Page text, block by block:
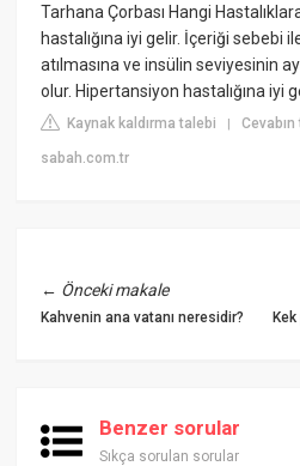
Tarhana Çorbası Hangi
hastalığına iyi gelir. İçeriği sebebi
atılmasına ve insülin seviyesinin
olur. Hipertansiyon hastalığına iyi
Kaynak kaldırma talebi |
sabah.com.tr
← Önceki makale
Kahvenin ana vatanı neresidir?
Benzer sorular
Sıkça sorulan sorular